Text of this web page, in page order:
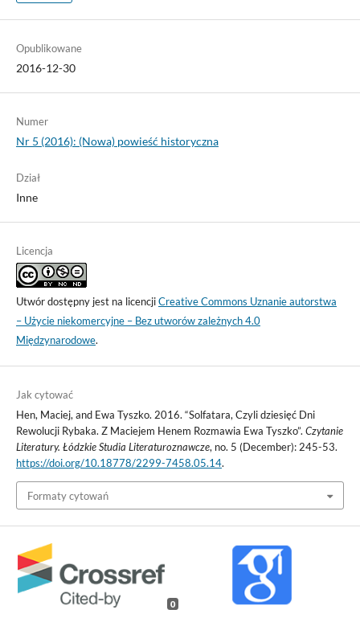
Opublikowane
2016-12-30
Numer
Nr 5 (2016): (Nowa) powieść historyczna
Dział
Inne
Licencja
Utwór dostępny jest na licencjiCreative Commons Uznanie autorstwa
– Użycie niekomercyjne – Bez utworów zależnych 4.0
Międzynarodowe.
Jak cytować
Hen, Maciej, and Ewa Tyszko. 2016. “Solfatara, Czyli dziesięć Dni
Rewolucji Rybaka. Z Maciejem Henem Rozmawia Ewa Tyszko”. Czytanie
Literatury. Łódzkie Studia Literaturoznawcze, no. 5 (December): 245-53.
https://doi.org/10.18778/2299-7458.05.14.
Formaty cytowań
0